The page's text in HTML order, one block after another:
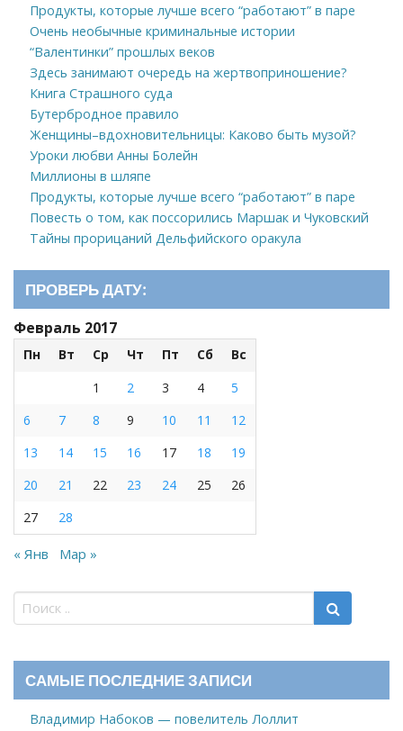
Продукты, которые лучше всего “работают” в паре
Очень необычные криминальные истории
“Валентинки” прошлых веков
Здесь занимают очередь на жертвоприношение?
Книга Страшного суда
Бутербродное правило
Женщины–вдохновительницы: Каково быть музой?
Уроки любви Анны Болейн
Миллионы в шляпе
Продукты, которые лучше всего “работают” в паре
Повесть о том, как поссорились Маршак и Чуковский
Тайны прорицаний Дельфийского оракула
ПРОВЕРЬ ДАТУ:
Февраль 2017
Пн Вт Ср Чт Пт Сб
Вс
1
2 3 4
5
6
7 8 9 10 11
12
13
14 15 16 17 18
19
20
21 22 23 24 25
26
27
28
« Янв Мар »
САМЫЕ ПОСЛЕДНИЕ ЗАПИСИ
Владимир Набоков — повелитель Лоллит